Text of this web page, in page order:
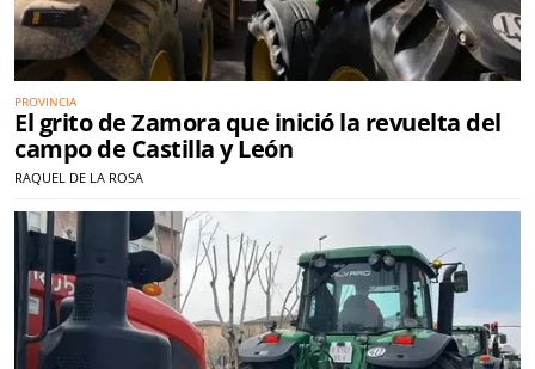
PROVINCIA
El grito de Zamora que inició la revuelta del
campo de Castilla y León
RAQUEL DE LA ROSA